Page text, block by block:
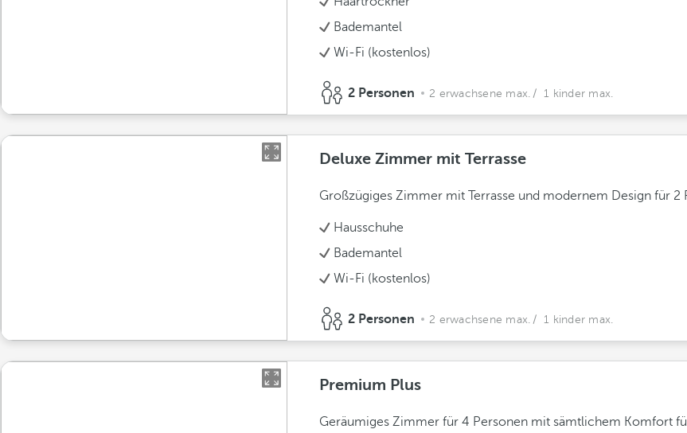
Bademantel
Wi-Fi (kostenlos)
2 Personen 2 erwachsene max. / 1 kinder max.
Deluxe Zimmer mit Terrasse
Großzügiges Zimmer mit Terrasse und modernem Design für 2
Hausschuhe
Bademantel
Wi-Fi (kostenlos)
2 Personen 2 erwachsene max. / 1 kinder max.
Premium Plus
Geräumiges Zimmer für 4 Personen mit sämtlichem Komfort